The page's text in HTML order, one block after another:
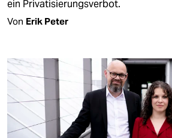
ein Privatisierungsverbot.
Von Erik Peter